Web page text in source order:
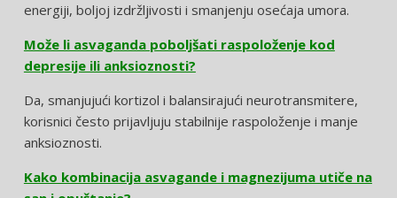
energiji, boljoj izdržljivosti i smanjenju osećaja umora.
Može li asvaganda poboljšati raspoloženje kod
depresije ili anksioznosti?
Da, smanjujući kortizol i balansirajući neurotransmitere,
korisnici često prijavljuju stabilnije raspoloženje i manje
anksioznosti.
Kako kombinacija asvagande i magnezijuma utiče na